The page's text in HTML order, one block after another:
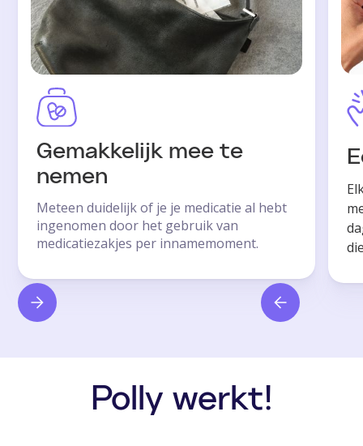
Gemakkelijk mee te
nemen
Meteen duidelijk of je je medicatie al hebt
ingenomen door het gebruik van
medicatiezakjes per innamemoment.
Polly werkt!